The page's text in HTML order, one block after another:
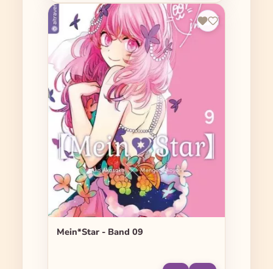
Mein*Star - Band 09